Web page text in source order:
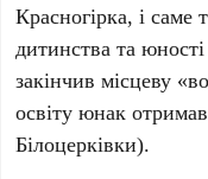
Красногірка, і
дитинства та
закінчив місцеву
освіту юнак
Білоцерківки).